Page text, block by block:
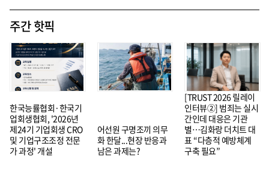
주간 핫픽
한국능률협회·한국기
업회생협회, '2026년
제24기 기업회생 CRO
및 기업구조조정 전문
가 과정' 개설
어선원 구명조끼 의무
화 한달...현장 반응과
남은 과제는?
[TRUST 2026 릴레이
인터뷰②] 범죄는 실시
간인데 대응은 기관
별…김화랑 더치트 대
표 “다층적 예방체계
구축 필요”